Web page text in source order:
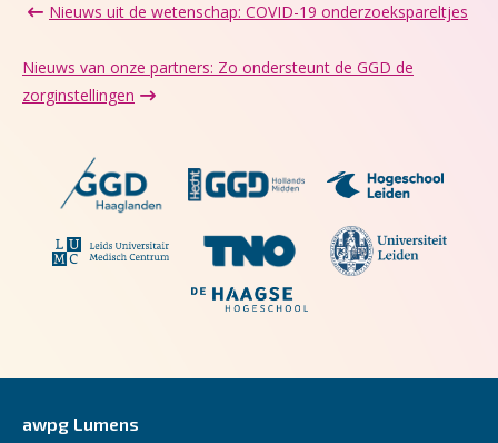
Nieuws uit de wetenschap: COVID-19 onderzoekspareltjes
Nieuws van onze partners: Zo ondersteunt de GGD de
zorginstellingen
awpg Lumens